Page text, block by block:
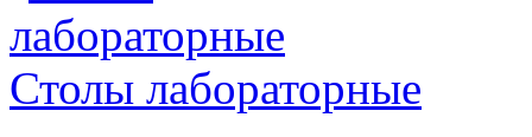
Столы лабораторные